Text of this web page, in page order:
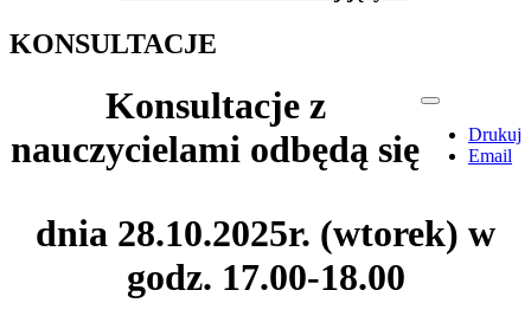
KONSULTACJE
Drukuj
Email
Konsultacje z
nauczycielami odbędą się
dnia 28.10.2025r. (wtorek) w
godz. 17.00-18.00